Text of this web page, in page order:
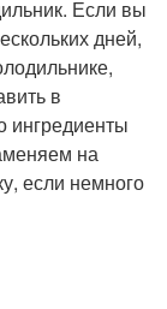
Если вы
дней,
в
ингредиенты
на
если немного